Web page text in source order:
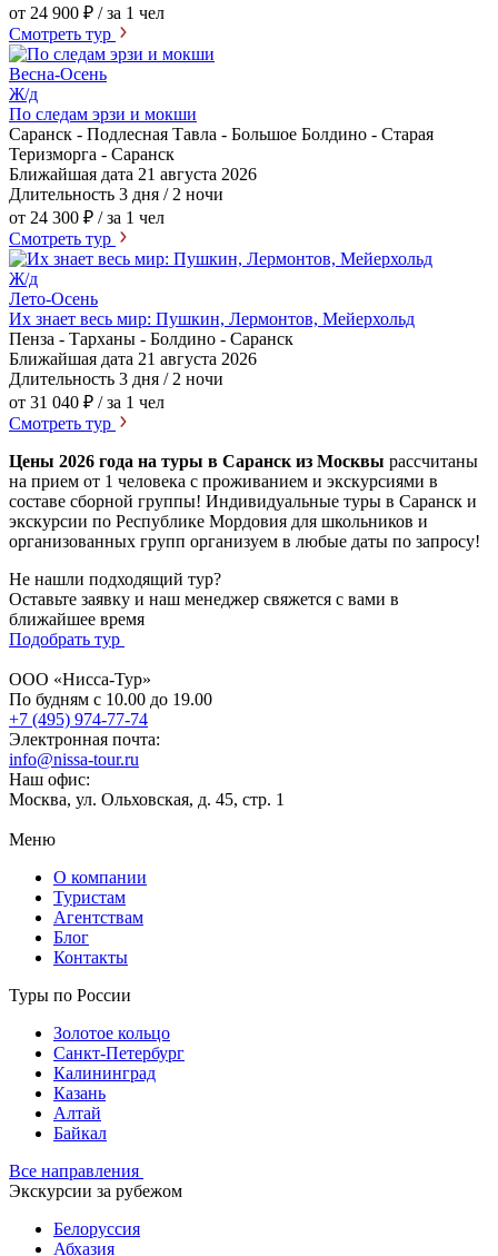
от 24 900 ₽ / за 1 чел
Смотреть тур
Весна-Осень
Ж/д
По следам эрзи и мокши
Саранск - Подлесная Тавла - Большое Болдино - Старая
Теризморга - Саранск
Ближайшая дата 21 августа 2026
Длительность 3 дня / 2 ночи
от 24 300 ₽ / за 1 чел
Смотреть тур
Ж/д
Лето-Осень
Их знает весь мир: Пушкин, Лермонтов, Мейерхольд
Пенза - Тарханы - Болдино - Саранск
Ближайшая дата 21 августа 2026
Длительность 3 дня / 2 ночи
от 31 040 ₽ / за 1 чел
Смотреть тур
Цены 2026 года на туры в Саранск из Москвы рассчитаны
на прием от 1 человека с проживанием и экскурсиями в
составе сборной группы! Индивидуальные туры в Саранск и
экскурсии по Республике Мордовия для школьников и
организованных групп организуем в любые даты по запросу!
Не нашли подходящий тур?
Оставьте заявку и наш менеджер свяжется с вами в
ближайшее время
Подобрать тур
ООО «Нисса-Тур»
По будням с 10.00 до 19.00
+7 (495) 974-77-74
Электронная почта:
info@nissa-tour.ru
Наш офис:
Москва, ул. Ольховская, д. 45, стр. 1
Меню
О компании
Туристам
Агентствам
Блог
Контакты
Туры по России
Золотое кольцо
Санкт-Петербург
Калининград
Казань
Алтай
Байкал
Все направления
Экскурсии за рубежом
Белоруссия
Абхазия